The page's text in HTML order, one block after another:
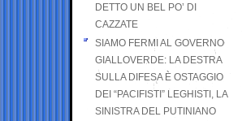
DETTO UN BEL PO’ DI
CAZZATE
SIAMO FERMI AL GOVERNO
GIALLOVERDE: LA DESTRA
SULLA DIFESA È OSTAGGIO
DEI “PACIFISTI” LEGHISTI, LA
SINISTRA DEL PUTINIANO